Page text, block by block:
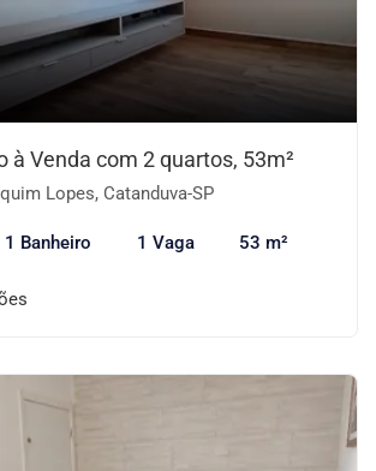
à Venda com 2 quartos, 53m²
Lopes, Catanduva-SP
1 Banheiro 1 Vaga 53 m²